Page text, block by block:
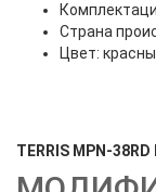
Страна
Цвет:
TERRIS MPN-